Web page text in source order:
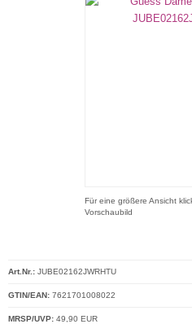
Für eine größere Ansicht
Vorschaubild
Art.Nr.: JUBE02162JWRHTU
GTIN/EAN: 7621701008022
MRSP/UVP: 49,90 EUR